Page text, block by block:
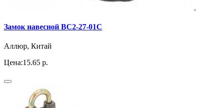
Замок навесной ВС2-27-01С
Аллюр, Китай
Цена:15.65 р.